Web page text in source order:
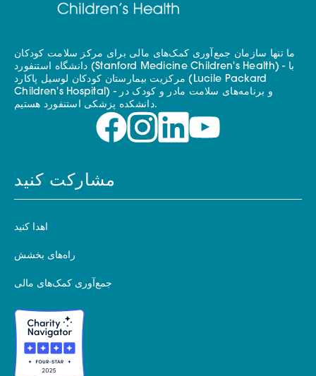
ما تنها سازمان جمع‌آوری کمک‌های مالی برای مرکز سلامت کودکان
دانشگاه استنفورد (Stanford Medicine Children's Health) - با
مرکزیت بیمارستان کودکان لوسیل پاکارد (Lucile Packard
Children's Hospital) - و برنامه‌های سلامت مادر و کودک در
دانشکده پزشکی استنفورد هستیم.
مشارکت کنید
اهدا کنید
راه‌های بخشش
جمع‌آوری کمک‌های مالی